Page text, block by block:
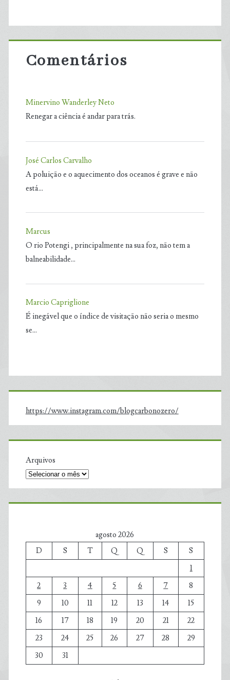
Comentários
Minervino Wanderley Neto
Renegar a ciência é andar para trás.
José Carlos Carvalho
A poluição e o aquecimento dos oceanos é grave e não
está…
Marcus
O rio Potengi , principalmente na sua foz, não tem a
balneabilidade…
Marcio Capriglione
É inegável que o índice de visitação não seria o mesmo
se…
https://www.instagram.com/blogcarbonozero/
Arquivos
agosto 2026
D
S T Q Q S
S
1
2
3 4 5 6 7
8
9
10 11 12 13 14
15
16
17 18 19 20 21
22
23
24 25 26 27 28
29
30
31